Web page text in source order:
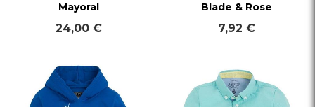
Mayoral
24,00 €
Blade & Rose
7,92 €